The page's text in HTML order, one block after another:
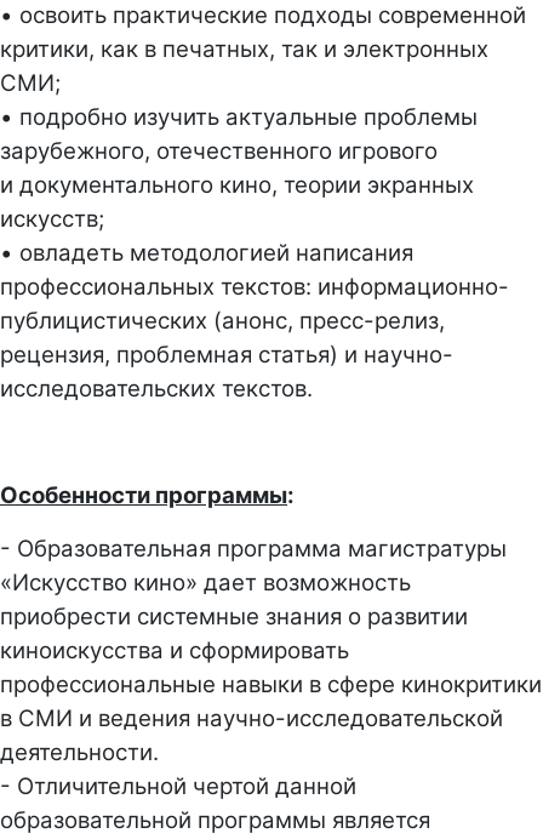
• освоить практические подходы современной
критики, как в печатных, так и электронных
СМИ;
• подробно изучить актуальные проблемы
зарубежного, отечественного игрового
и документального кино, теории экранных
искусств;
• овладеть методологией написания
профессиональных текстов: информационно-
публицистических (анонс, пресс-релиз,
рецензия, проблемная статья) и научно-
исследовательских текстов.
Особенности программы:
- Образовательная программа магистратуры
«Искусство кино» дает возможность
приобрести системные знания о развитии
киноискусства и сформировать
профессиональные навыки в сфере кинокритики
в СМИ и ведения научно-исследовательской
деятельности.
- Отличительной чертой данной
образовательной программы является